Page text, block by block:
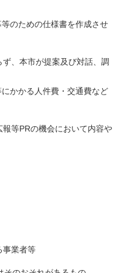
のための仕様書を作成させ
、本市が提案及び対話、調
かかる人件費・交通費など
等PRの機会において内容や
事業者等